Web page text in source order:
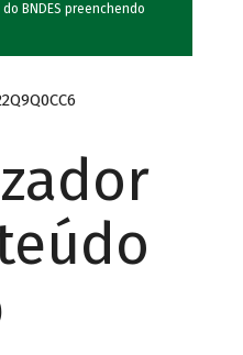
BNDES preenchendo